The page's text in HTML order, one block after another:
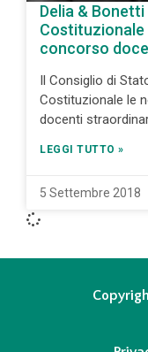
Delia &
Costituzionale
concorso
Il Consiglio di
Costituzionale le
docenti
LEGGI TUTTO »
5 Settembre 2018